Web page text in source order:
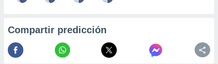
Compartir predicción